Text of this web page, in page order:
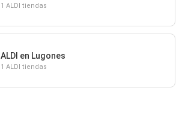
1 ALDI tiendas
ALDI en Lugones
1 ALDI tiendas